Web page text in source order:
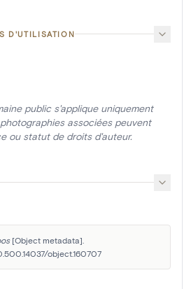
D'UTILISATION
public s'applique uniquement
associées peuvent
ou statut de droits d'auteur.
[Object metadata].
object.160707